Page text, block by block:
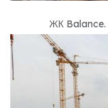
ЖК Balance.